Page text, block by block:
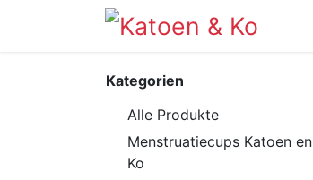
Kategorien
Alle Produkte
Menstruatiecups Katoen en
Ko